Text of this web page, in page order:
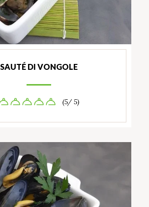
SAUTÉ DI VONGOLE
(5/ 5)